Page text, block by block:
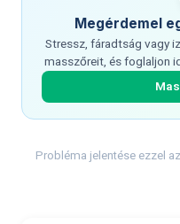
Megérdemel
Stressz, fáradtság vagy
masszőreit, és foglaljon
Probléma jelentése ezzel